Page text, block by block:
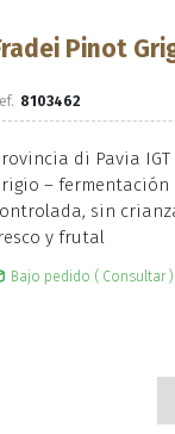
Pinot
8103462
di Pavia
–
sin
y frutal
Bajo pedido ( Consultar )